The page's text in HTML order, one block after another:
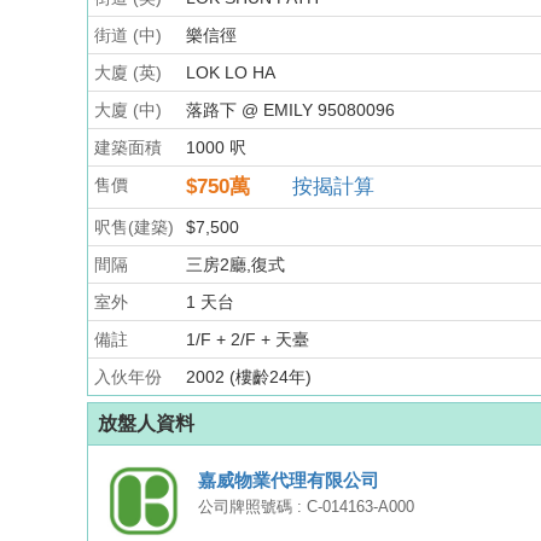
街道 (中)
樂信徑
大廈 (英)
LOK LO HA
大廈 (中)
落路下 @ EMILY 95080096
建築面積
1000 呎
售價
$750萬 按揭計算
呎售(建築)
$7,500
間隔
三房2廳,復式
室外
1 天台
備註
1/F + 2/F + 天臺
入伙年份
2002 (樓齡24年)
放盤人資料
嘉威物業代理有限公司
公司牌照號碼 : C-014163-A000